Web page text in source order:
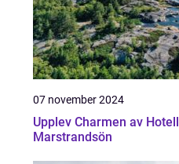
07 november 2024
Upplev Charmen av Hotell
Marstrandsön